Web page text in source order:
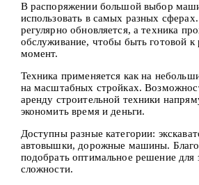
В распоряжении большой выбор
использовать в самых разных
регулярно обновляется, а техника
обслуживание, чтобы быть готовой к
момент.
Техника применяется как на
на масштабных стройках.
аренду строительной техники
экономить время и деньги.
Доступны разные категории:
автовышки, дорожные машины.
подобрать оптимальное решение для
сложности.